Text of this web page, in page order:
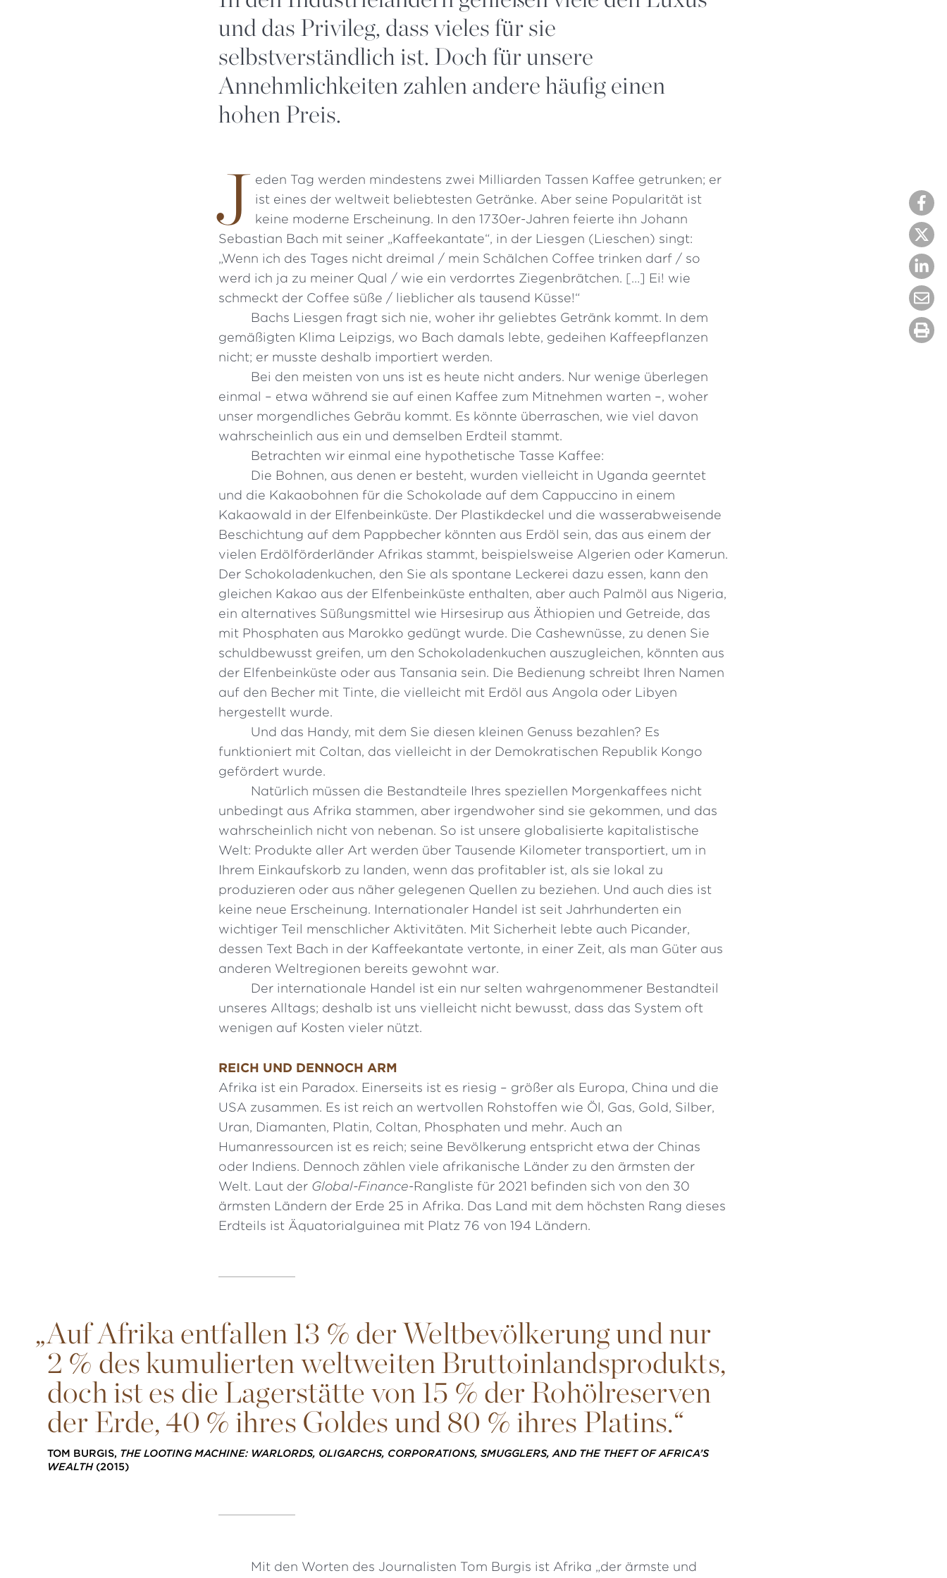
und das Privileg, dass vieles für sie
selbstverständlich ist. Doch für unsere
Annehmlichkeiten zahlen andere häufig einen
hohen Preis.
J eden Tag werden mindestens zwei Milliarden Tassen Kaffee getrunken; er
ist eines der weltweit beliebtesten Getränke. Aber seine Popularität ist
keine moderne Erscheinung. In den 1730er-Jahren feierte ihn Johann
Sebastian Bach mit seiner „Kaffeekantate“, in der Liesgen (Lieschen) singt:
„Wenn ich des Tages nicht dreimal / mein Schälchen Coffee trinken darf / so
werd ich ja zu meiner Qual / wie ein verdorrtes Ziegenbrätchen. […] Ei! wie
schmeckt der Coffee süße / lieblicher als tausend Küsse!“
Bachs Liesgen fragt sich nie, woher ihr geliebtes Getränk kommt. In dem
gemäßigten Klima Leipzigs, wo Bach damals lebte, gedeihen Kaffeepflanzen
nicht; er musste deshalb importiert werden.
Bei den meisten von uns ist es heute nicht anders. Nur wenige überlegen
einmal – etwa während sie auf einen Kaffee zum Mitnehmen warten –, woher
unser morgendliches Gebräu kommt. Es könnte überraschen, wie viel davon
wahrscheinlich aus ein und demselben Erdteil stammt.
Betrachten wir einmal eine hypothetische Tasse Kaffee:
Die Bohnen, aus denen er besteht, wurden vielleicht in Uganda geerntet
und die Kakaobohnen für die Schokolade auf dem Cappuccino in einem
Kakaowald in der Elfenbeinküste. Der Plastikdeckel und die wasserabweisende
Beschichtung auf dem Pappbecher könnten aus Erdöl sein, das aus einem der
vielen Erdölförderländer Afrikas stammt, beispielsweise Algerien oder Kamerun.
Der Schokoladenkuchen, den Sie als spontane Leckerei dazu essen, kann den
gleichen Kakao aus der Elfenbeinküste enthalten, aber auch Palmöl aus Nigeria,
ein alternatives Süßungsmittel wie Hirsesirup aus Äthiopien und Getreide, das
mit Phosphaten aus Marokko gedüngt wurde. Die Cashewnüsse, zu denen Sie
schuldbewusst greifen, um den Schokoladenkuchen auszugleichen, könnten aus
der Elfenbeinküste oder aus Tansania sein. Die Bedienung schreibt Ihren Namen
auf den Becher mit Tinte, die vielleicht mit Erdöl aus Angola oder Libyen
hergestellt wurde.
Und das Handy, mit dem Sie diesen kleinen Genuss bezahlen? Es
funktioniert mit Coltan, das vielleicht in der Demokratischen Republik Kongo
gefördert wurde.
Natürlich müssen die Bestandteile Ihres speziellen Morgenkaffees nicht
unbedingt aus Afrika stammen, aber irgendwoher sind sie gekommen, und das
wahrscheinlich nicht von nebenan. So ist unsere globalisierte kapitalistische
Welt: Produkte aller Art werden über Tausende Kilometer transportiert, um in
Ihrem Einkaufskorb zu landen, wenn das profitabler ist, als sie lokal zu
produzieren oder aus näher gelegenen Quellen zu beziehen. Und auch dies ist
keine neue Erscheinung. Internationaler Handel ist seit Jahrhunderten ein
wichtiger Teil menschlicher Aktivitäten. Mit Sicherheit lebte auch Picander,
dessen Text Bach in der Kaffeekantate vertonte, in einer Zeit, als man Güter aus
anderen Weltregionen bereits gewohnt war.
Der internationale Handel ist ein nur selten wahrgenommener Bestandteil
unseres Alltags; deshalb ist uns vielleicht nicht bewusst, dass das System oft
wenigen auf Kosten vieler nützt.
REICH UND DENNOCH ARM
Afrika ist ein Paradox. Einerseits ist es riesig – größer als Europa, China und die
USA zusammen. Es ist reich an wertvollen Rohstoffen wie Öl, Gas, Gold, Silber,
Uran, Diamanten, Platin, Coltan, Phosphaten und mehr. Auch an
Humanressourcen ist es reich; seine Bevölkerung entspricht etwa der Chinas
oder Indiens. Dennoch zählen viele afrikanische Länder zu den ärmsten der
Welt. Laut der Global-Finance-Rangliste für 2021 befinden sich von den 30
ärmsten Ländern der Erde 25 in Afrika. Das Land mit dem höchsten Rang dieses
Erdteils ist Äquatorialguinea mit Platz 76 von 194 Ländern.
„Auf Afrika entfallen 13 % der Weltbevölkerung und nur
2 % des kumulierten weltweiten Bruttoinlandsprodukts,
doch ist es die Lagerstätte von 15 % der Rohölreserven
der Erde, 40 % ihres Goldes und 80 % ihres Platins.“
TOM BURGIS, THE LOOTING MACHINE: WARLORDS, OLIGARCHS, CORPORATIONS, SMUGGLERS, AND THE THEFT OF AFRICA’S
WEALTH(2015)
Mit den Worten des Journalisten Tom Burgis ist Afrika „der ärmste und